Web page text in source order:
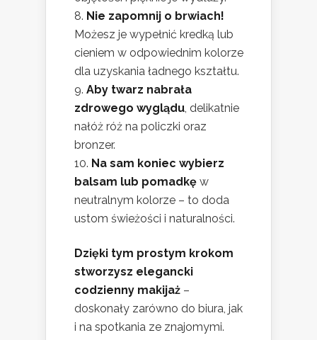
Nie zapomnij o brwiach!
Możesz je wypełnić kredką lub
cieniem w odpowiednim kolorze
dla uzyskania ładnego kształtu.
Aby twarz nabrała
zdrowego wyglądu , delikatnie
nałóż róż na policzki oraz
bronzer.
Na sam koniec wybierz
balsam lub pomadkę w
neutralnym kolorze – to doda
ustom świeżości i naturalności.
Dzięki tym prostym krokom
stworzysz elegancki
codzienny makijaż –
doskonały zarówno do biura, jak
i na spotkania ze znajomymi.